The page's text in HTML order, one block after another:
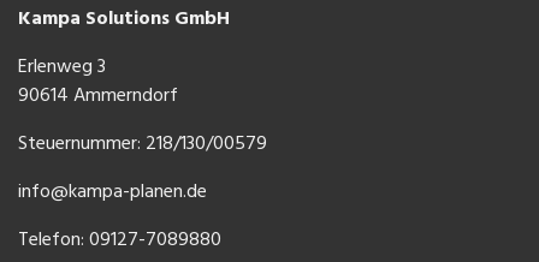
Kampa Solutions GmbH
Erlenweg 3
90614 Ammerndorf
Steuernummer: 218/130/00579
info@kampa-planen.de
Telefon: 09127-7089880